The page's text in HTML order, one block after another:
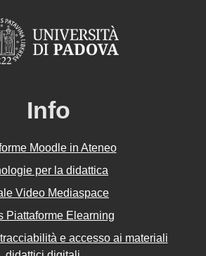
Info
Moodle in Ateneo
per la didattica
Video Mediaspace
Piattaforme Elearning
e accesso ai materiali